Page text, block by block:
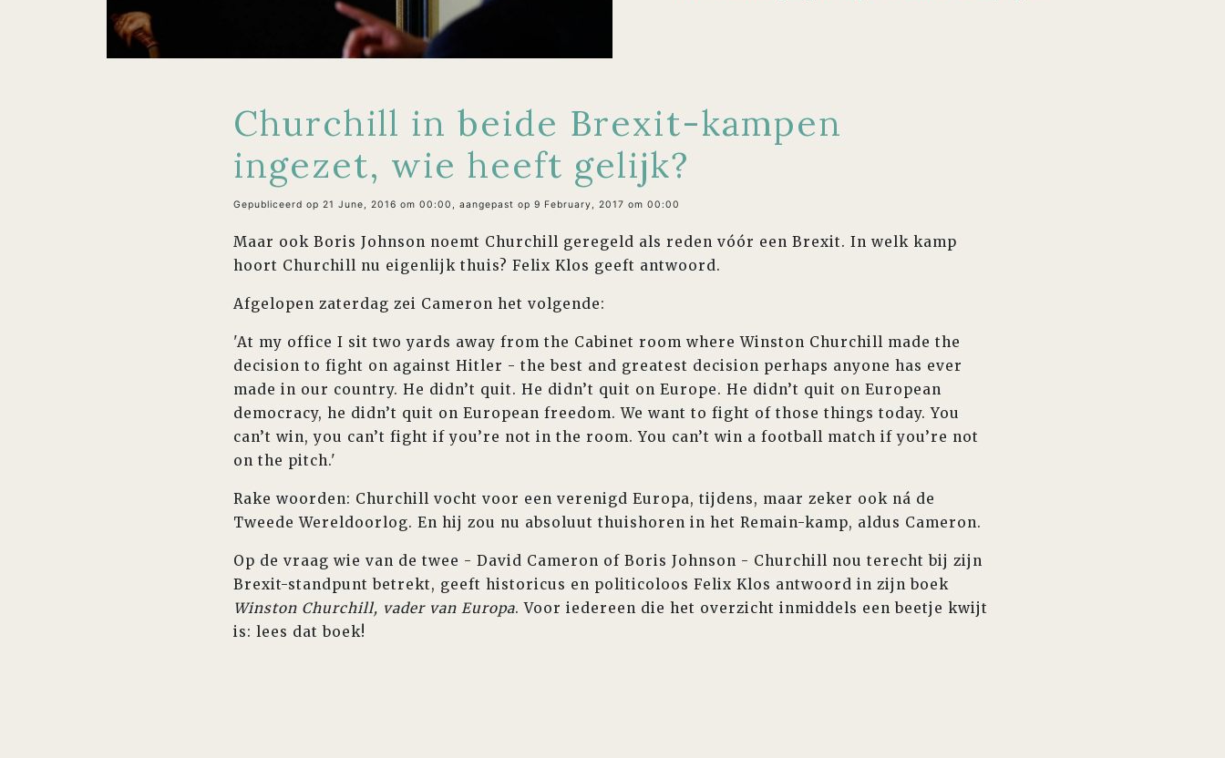
Churchill in beide Brexit-kampen
ingezet, wie heeft gelijk?
Gepubliceerd op 21 June, 2016 om 00:00, aangepast op 9 February, 2017 om 00:00
Maar ook Boris Johnson noemt Churchill geregeld als reden vóór een Brexit. In welk kamp
hoort Churchill nu eigenlijk thuis? Felix Klos geeft antwoord.
Afgelopen zaterdag zei Cameron het volgende:
'At my office I sit two yards away from the Cabinet room where Winston Churchill made the
decision to fight on against Hitler - the best and greatest decision perhaps anyone has ever
made in our country. He didn’t quit. He didn’t quit on Europe. He didn’t quit on European
democracy, he didn’t quit on European freedom. We want to fight of those things today. You
can’t win, you can’t fight if you’re not in the room. You can’t win a football match if you’re not
on the pitch.'
Rake woorden: Churchill vocht voor een verenigd Europa, tijdens, maar zeker ook ná de
Tweede Wereldoorlog. En hij zou nu absoluut thuishoren in het Remain-kamp, aldus Cameron.
Op de vraag wie van de twee - David Cameron of Boris Johnson - Churchill nou terecht bij zijn
Brexit-standpunt betrekt, geeft historicus en politicoloos Felix Klos antwoord in zijn boek
Winston Churchill, vader van Europa. Voor iedereen die het overzicht inmiddels een beetje kwijt
is: lees dat boek!